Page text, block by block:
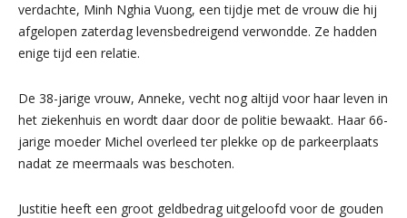
verdachte, Minh Nghia Vuong, een tijdje met de vrouw die hij
afgelopen zaterdag levensbedreigend verwondde. Ze hadden
enige tijd een relatie.
De 38-jarige vrouw, Anneke, vecht nog altijd voor haar leven in
het ziekenhuis en wordt daar door de politie bewaakt. Haar 66-
jarige moeder Michel overleed ter plekke op de parkeerplaats
nadat ze meermaals was beschoten.
Justitie heeft een groot geldbedrag uitgeloofd voor de gouden